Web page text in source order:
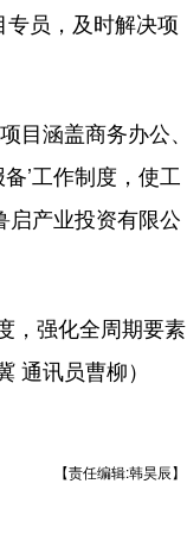
员，及时解决项
涵盖商务办公、
’工作制度，使工
启产业投资有限公
，强化全周期要素
通讯员曹柳）
【责任编辑:韩昊辰】